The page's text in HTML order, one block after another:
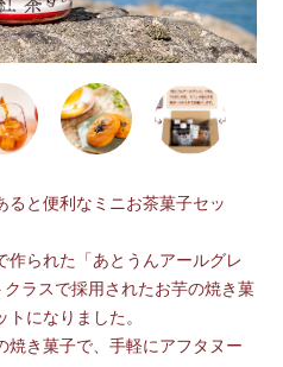
ると便利なミニお茶菓子セッ
作られた「あとうんアールグレ
ラスで採用されたお芋の焼き菓
になりました。
焼き菓子で、手軽にアフタヌー